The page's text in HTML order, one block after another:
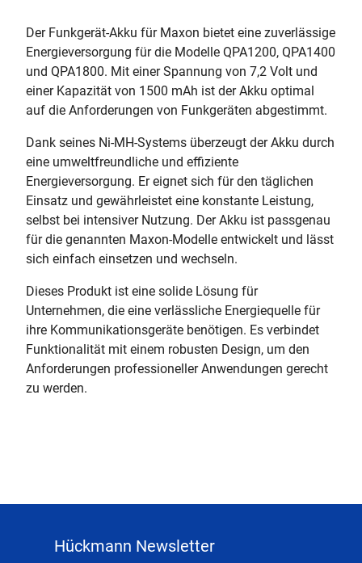
Der Funkgerät-Akku für Maxon bietet eine zuverlässige
Energieversorgung für die Modelle QPA1200, QPA1400
und QPA1800. Mit einer Spannung von 7,2 Volt und
einer Kapazität von 1500 mAh ist der Akku optimal
auf die Anforderungen von Funkgeräten abgestimmt.
Dank seines Ni-MH-Systems überzeugt der Akku durch
eine umweltfreundliche und effiziente
Energieversorgung. Er eignet sich für den täglichen
Einsatz und gewährleistet eine konstante Leistung,
selbst bei intensiver Nutzung. Der Akku ist passgenau
für die genannten Maxon-Modelle entwickelt und lässt
sich einfach einsetzen und wechseln.
Dieses Produkt ist eine solide Lösung für
Unternehmen, die eine verlässliche Energiequelle für
ihre Kommunikationsgeräte benötigen. Es verbindet
Funktionalität mit einem robusten Design, um den
Anforderungen professioneller Anwendungen gerecht
zu werden.
Hückmann Newsletter